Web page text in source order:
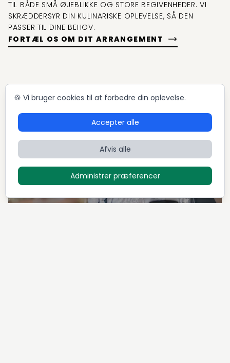
TIL BÅDE SMÅ ØJEBLIKKE OG STORE BEGIVENHEDER. VI
SKRÆDDERSYR DIN KULINARISKE OPLEVELSE, SÅ DEN
PASSER TIL DINE BEHOV.
FORTÆL OS OM DIT ARRANGEMENT
🍪 Vi bruger cookies til at forbedre din oplevelse.
Accepter alle
Afvis alle
Administrer præferencer